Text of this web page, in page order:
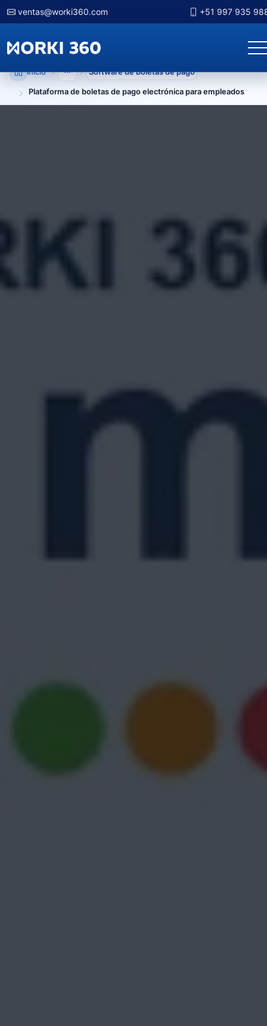
ventas@worki360.com +51 997 935
Inicio Mostrar niveles anteriores
Software de boletas de pago
Plataforma de boletas de pago electrónica para empleados